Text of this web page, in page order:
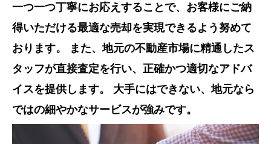
一つ一つ丁寧にお応えすることで、お客様にご納
得いただける最適な売却を実現できるよう努めて
おります。 また、地元の不動産市場に精通したス
タッフが直接査定を行い、正確かつ適切なアドバ
イスを提供します。 大手にはできない、地元なら
ではの細やかなサービスが強みです。